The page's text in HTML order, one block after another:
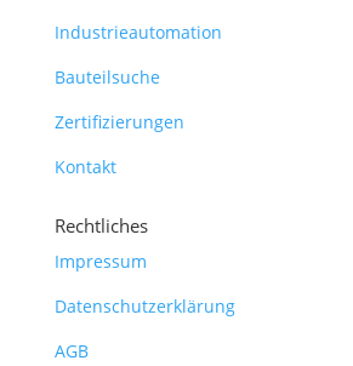
Industrieautomation
Bauteilsuche
Zertifizierungen
Kontakt
Rechtliches
Impressum
Datenschutzerklärung
AGB